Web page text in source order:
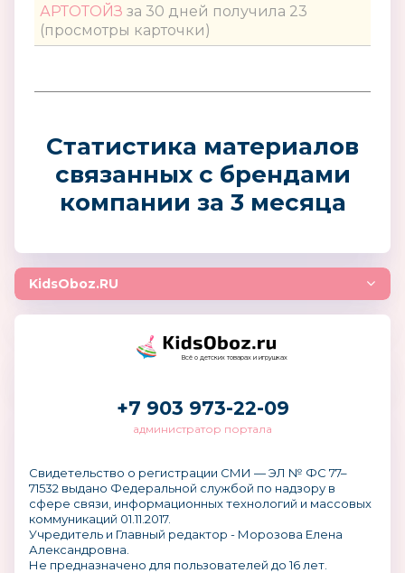
АРТОТОЙЗ за 30 дней получила 23
(просмотры карточки)
Статистика материалов
связанных с брендами
компании за 3 месяца
KidsOboz.RU
Всё о детских товарах и игрушках
+7 903 973-22-09
администратор портала
Свидетельство о регистрации СМИ — ЭЛ № ФС 77–
71532 выдано Федеральной службой по надзору в
сфере связи, информационных технологий и массовых
коммуникаций 01.11.2017.
Учредитель и Главный редактор - Морозова Елена
Александровна.
Не предназначено для пользователей до 16 лет.